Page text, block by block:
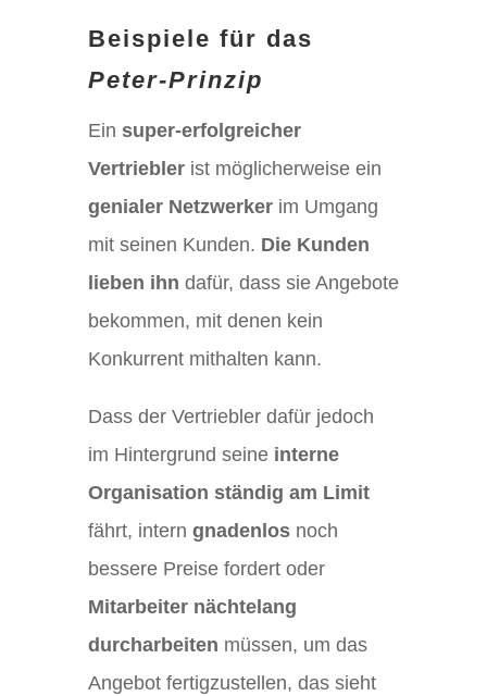
Beispiele für das
Peter-Prinzip
Ein super-erfolgreicher
Vertrieblerist möglicherweise ein
genialer Netzwerkerim Umgang
mit seinen Kunden. Die Kunden
lieben ihn dafür, dass sie Angebote
bekommen, mit denen kein
Konkurrent mithalten kann.
Dass der Vertriebler dafür jedoch
im Hintergrund seine interne
Organisation ständig am Limit
fährt, intern gnadenlosnoch
bessere Preise fordert oder
Mitarbeiter nächtelang
durcharbeiten müssen, um das
Angebot fertigzustellen, das sieht